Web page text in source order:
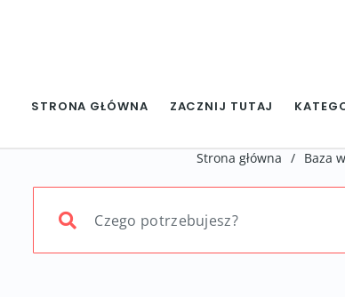
STRONA GŁÓWNA ZACZNIJ TUTAJ
Strona główna / Baza